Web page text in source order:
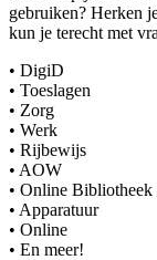
gebruiken? Herken
kun je terecht met
• DigiD
• Toeslagen
• Zorg
• Werk
• Rijbewijs
• AOW
• Online Bibliotheek
• Apparatuur
• Online
• En meer!